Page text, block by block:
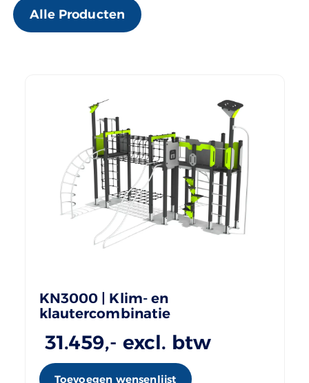
Alle Producten
KN3000 | Klim- en
klautercombinatie
31.459,- excl. btw
Toevoegen wensenlijst